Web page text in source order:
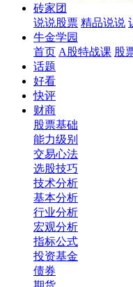
砖家团
说说股票 精品说说
牛金学园
首页 A股特战课 股
话题
好看
快评
财商
股票基础
能力级别
交易心法
选股技巧
技术分析
基本分析
行业分析
宏观分析
指标公式
投资基金
债券